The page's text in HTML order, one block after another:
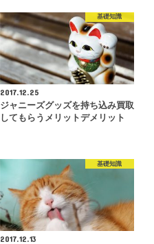
基礎知識
2017.12.25
ジャニーズグッズを持ち込み買取
してもらうメリットデメリット
基礎知識
2017.12.13